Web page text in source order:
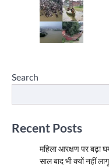
Search
Recent Posts
महिला आरक्षण पर बढ़ा
साल बाद भी क्यों नहीं